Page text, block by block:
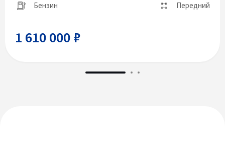
Бензин Передний
1 610 000 ₽